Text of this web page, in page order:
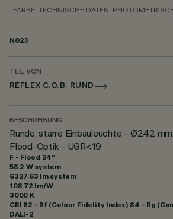
FARBE TECHNISCHE DATEN
N023
TEIL VON
REFLEX C.O.B. RUND
BESCHREIBUNG
Runde, starre Einbauleuchte - Ø242
Flood-Optik - UGR<19
F - Flood 24°
58.2 W system
6327.63 lm system
108.72 lm/W
3000 K
CRI 82 - Rf (Colour Fidelity Index) 84 - Rg
DALI-2